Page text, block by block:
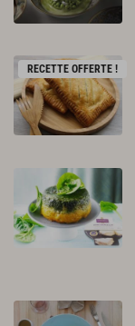
RECETTE OFFERTE !